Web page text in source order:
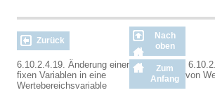
Zurück
Nach
oben
6.10.2.4.19. Änderung einer
fixen Variablen in eine
Wertebereichsvariable
Zum
Anfang
von